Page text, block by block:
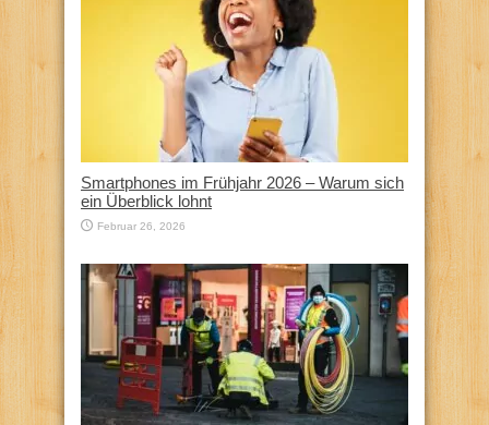
Smartphones im Frühjahr 2026 – Warum sich
ein Überblick lohnt
Februar 26, 2026